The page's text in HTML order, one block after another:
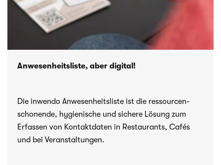
Anwesenheitsliste, aber digital!
Die inwendo Anwesenheitsliste ist die res­sour­cen­
scho­nende, hygienische und sichere Lösung zum
Erfassen von Kontaktdaten in Restaurants, Cafés
und bei Veranstaltungen.